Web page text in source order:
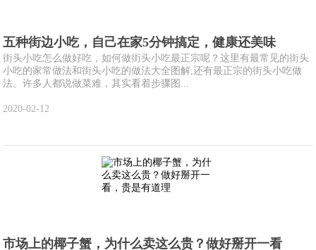
五种街边小吃，自己在家5分钟搞定，健康还美味
街头小吃怎么做好吃，如何做街头小吃最正宗呢？这里有最常见的街头
小吃的家常做法和街头小吃的做法大全图解,还有最正宗的街头小吃做
法。许多人都说做菜难，其实看着步骤图...
2020-02-12
市场上的椰子蟹，为什么卖这么贵？做好掰开一看